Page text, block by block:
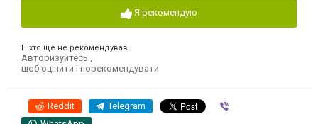
Я рекомендую
Ніхто ще не рекомендував
Авторизуйтесь
щоб оцінити і порекомендувати
Reddit Telegram